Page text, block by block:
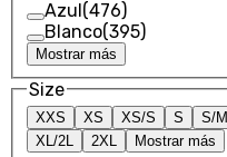
Azul(476)
Blanco(395)
Mostrar más
Size
XXS XS XS/S S S/M
XL/2L
2XL Mostrar más